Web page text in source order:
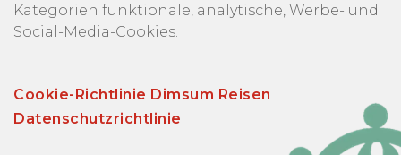
Kategorien funktionale, analytische, Werbe- und
Social-Media-Cookies.
Cookie-Richtlinie Dimsum Reisen
Datenschutzrichtlinie